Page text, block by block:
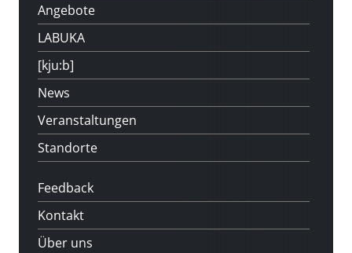
Angebote
LABUKA
[kju:b]
News
Veranstaltungen
Standorte
Feedback
Kontakt
Über uns